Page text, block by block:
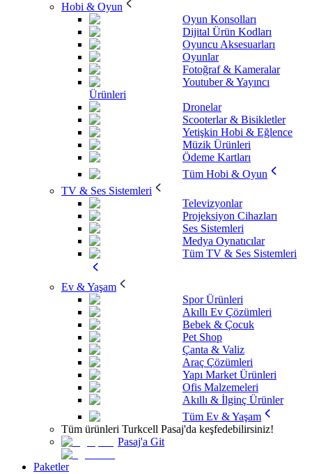
Hobi & Oyun
Oyun Konsolları
Dijital Ürün Kodları
Oyuncu Aksesuarları
Oyunlar
Fotoğraf & Kameralar
Youtuber & Yayıncı
Ürünleri
Dronelar
Scooterlar & Bisikletler
Yetişkin Hobi & Eğlence
Müzik Ürünleri
Ödeme Kartları
Tüm Hobi & Oyun
TV & Ses Sistemleri
Televizyonlar
Projeksiyon Cihazları
Ses Sistemleri
Medya Oynatıcılar
Tüm TV & Ses Sistemleri
Ev & Yaşam
Spor Ürünleri
Akıllı Ev Çözümleri
Bebek & Çocuk
Pet Shop
Çanta & Valiz
Araç Çözümleri
Yapı Market Ürünleri
Ofis Malzemeleri
Akıllı & İlginç Ürünler
Tüm Ev & Yaşam
Tüm ürünleri Turkcell Pasaj'da keşfedebilirsiniz!
Pasaj'a Git
Paketler